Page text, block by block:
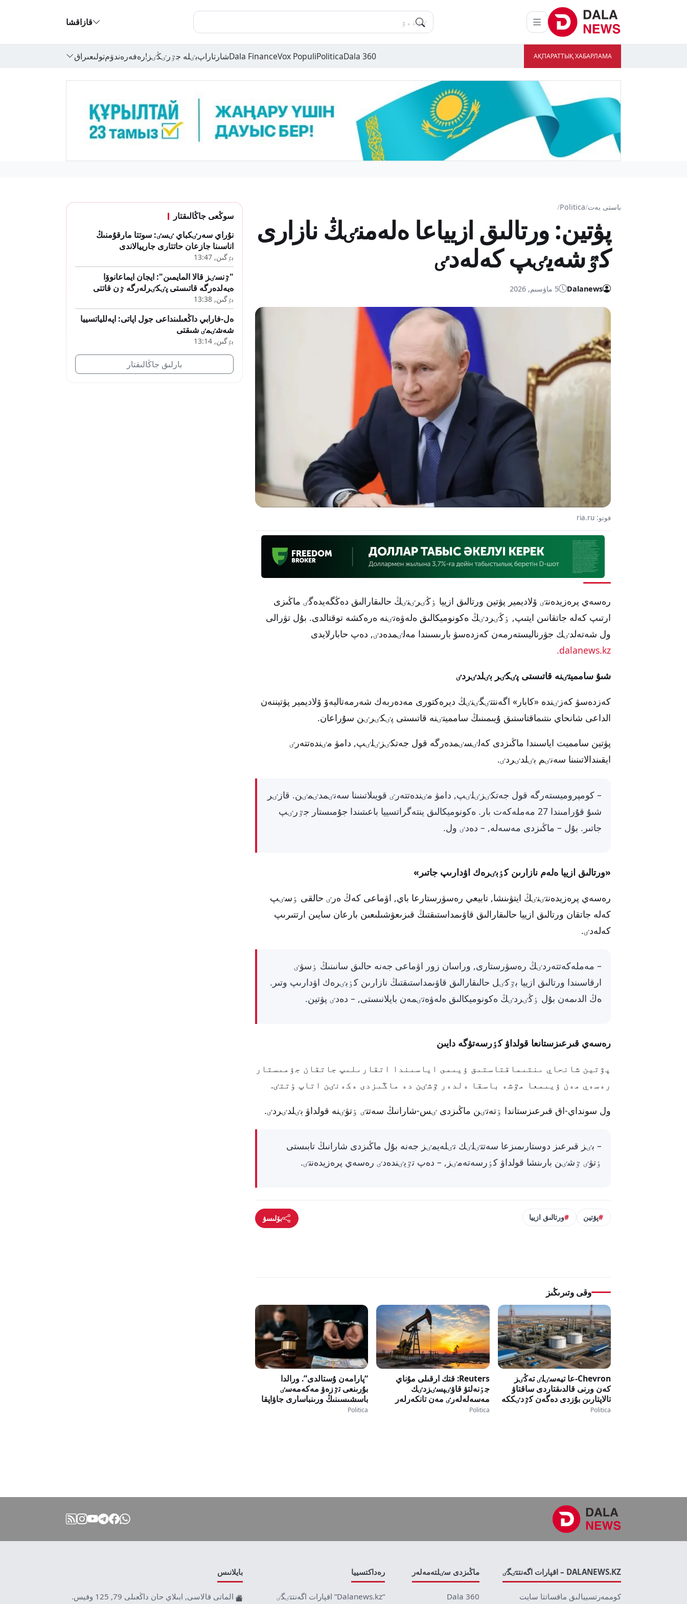
قازاقشا
АҚПАРАТТЫҚ ХАБАРЛАМА
Dala 360
Politica
Vox Populi
Dala Financeشارتاراپبٸلە جٷرٸڭٸز!رەفەرەندۋمتولىعىراق
باستى بەت/
Politica
/
پۋتين: ورتالىق ازيياعا ەلەمنٸڭ نازارى
كٷشەيٸپ كەلەدٸ
Dalanews 5 ماۋسىم, 2026
فوتو: ria.ru
رەسەي پرەزيدەنتٸ ۆلاديمير پۋتين ورتالىق ازييا ٶڭٸرٸنٸڭ حالىقارالىق دەڭگەيدەگٸ ماڭىزى
ارتىپ كەلە جاتقانىن ايتىپ, ٶڭٸردٸڭ ەكونوميكالىق ەلەۋەتٸنە ەرەكشە توقتالدى. بۇل تۋرالى
ول شەتەلدٸك جۋرناليستەرمەن كەزدەسۋ بارىسىندا مەلٸمدەدٸ, دەپ حابارلايدى
dalanews.kz.
شىۇ سامميتٸنە قاتىستى پٸكٸر بٸلدٸردٸ
كەزدەسۋ كەزٸندە «كابار» اگەنتتٸگٸنٸڭ ديرەكتورى مەدەربەك شەرمەتاليەۆ ۆلاديمير پۋتيننەن
الداعى شانحاي ىنتىماقتاستىق ۇيىمىنىڭ سامميتٸنە قاتىستى پٸكٸرٸن سۇراعان.
پۋتين سامميت اياسىندا ماڭىزدى كەلٸسٸمدەرگە قول جەتكٸزٸلٸپ, دامۋ مٸندەتتەرٸ
ايقىندالاتىنىنا سەنٸم بٸلدٸردٸ.
– كومپروميستەرگە قول جەتكٸزٸلٸپ, دامۋ مٸندەتتەرٸ قويىلاتىنىنا سەنٸمدٸمٸن. قازٸر
شىۇ قۇرامىندا 27 مەملەكەت بار. ەكونوميكالىق ينتەگراتسييا باعىتىندا جۇمىستار جٷرٸپ
جاتىر. بۇل – ماڭىزدى مەسەلە, – دەدٸ ول.
«ورتالىق ازييا ەلەم نازارىن كٶبٸرەك اۋدارىپ جاتىر»
رەسەي پرەزيدەنتٸنٸڭ ايتۋىنشا, تابيعي رەسۋرستارعا باي, اۋماعى كەڭ ەرٸ حالقى ٶسٸپ
كەلە جاتقان ورتالىق ازييا حالىقارالىق قاۋىمداستىقتىڭ قىزىعۋشىلىعىن بارعان سايىن ارتتىرىپ
كەلەدٸ.
– مەملەكەتتەردٸڭ رەسۋرستارى, وراسان زور اۋماعى جەنە حالىق سانىنىڭ ٶسۋٸ
ارقاسىندا ورتالىق ازييا بٷكٸل حالىقارالىق قاۋىمداستىقتىڭ نازارىن كٶبٸرەك اۋدارىپ وتىر.
ەڭ الدىمەن بۇل ٶڭٸردٸڭ ەكونوميكالىق ەلەۋەتٸمەن بايلانىستى, – دەدٸ پۋتين.
رەسەي قىرعىزستانعا قولداۋ كٶرسەتۋگە دايىن
پۋتين شانحاي ىنتىماقتاستىق ۇيىمى اياسىندا اتقارىلىپ جاتقان جۇمىستار
رەسەي مەن ۇيىمعا مٷشە باسقا ەلدەر ٷشٸن دە ماڭىزدى ەكەنٸن اتاپ ٶتتٸ.
ول سونداي-اق قىرعىزستاندا ٶتەتٸن ماڭىزدى ٸس-شارانىڭ سەتتٸ ٶتۋٸنە قولداۋ بٸلدٸردٸ.
– بٸز قىرعىز دوستارىمىزعا سەتتٸلٸك تٸلەيمٸز جەنە بۇل ماڭىزدى شارانىڭ تابىستى
ٶتۋٸ ٷشٸن بارىنشا قولداۋ كٶرسەتەمٸز, – دەپ تٷيٸندەدٸ رەسەي پرەزيدەنتٸ.
پۋتين ورتالىق ازييا بۆلىسۋ
وقى وتىرىڭىز
Chevron-عا تيەسٸلٸ تەڭٸز
كەن ورنى قالدىقتاردى ساقتاۋ
تالاپتارىن بۇزدى دەگەن كٷدٸككە
ٸلٸندٸ
Politica
Reuters: قتك ارقىلى مۇناي
جٶنەلتۋ قاۋٸپسٸزدٸك
مەسەلەلەرٸ مەن تانكەرلەر
تاپشىلىعىنا بايلانىستى ٸركٸلٸپ
Politica
“پارامەن ۇستالدى”. ورالدا
بۇرىنعى تٷزەۋ مەكەمەسٸ
باسشىسىنىڭ ورىنباسارى جاۋاپقا
تارتىلدى
Politica
سوڭعى جاڭالىقتار
نۇراي سەرٸكباي ٸسٸ: سوتتا مارقۇمنىڭ
اناسىنا جازعان حاتتارى جارييالاندى
بٷگىن, 13:47
"ٷنسٸز قالا المايمىن": ايجان ايماعانوۆا
ەيەلدەرگە قاتىستى پٸكٸرلەرگە ٷن قاتتى
بٷگىن, 13:38
ەل-فارابي داڭعىلىنداعى جول اپاتى: اپەللياتسييا
شەشٸمٸ شىقتى
بٷگىن, 13:14
بارلىق جاڭالىقتار
DALANEWS.KZ – اقپارات اگەنتتٸگٸ
كوممەرتسييالىق ماقساتتا سايت
ماڭىزدى سٸلتەمەلەر
Dala 360
رەداكتسييا
“Dalanews.kz” اقپارات اگەنتتٸگٸ
بايلانىس
الماتى قالاسى, ابىلاي حان داڭعىلى 79, 125 وفيس.